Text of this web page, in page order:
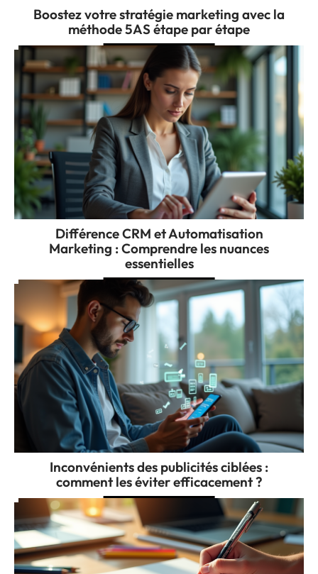
Boostez votre stratégie marketing avec la
méthode 5AS étape par étape
Différence CRM et Automatisation
Marketing : Comprendre les nuances
essentielles
Inconvénients des publicités ciblées :
comment les éviter efficacement ?